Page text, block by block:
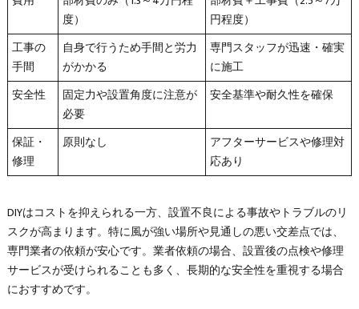
度）
円程度）
工事の
手間
自身で行うため手間と労力
がかかる
専門スタッフが迅速・確実
に施工
安全性
固定力や設置角度に注意が
必要
安全基準や耐久性を確保
保証・
修理
原則なし
アフターサービスや修理対
応あり
DIYはコストを抑えられる一方、設置不良による事故やトラブルのリ
スクが高まります。特に風が強い場所や見通しの悪い交差点では、
専門業者の依頼が安心です。業者依頼の場合、設置後の点検や修理
サービスが受けられることも多く、長期的な安全性を重視する場合
におすすめです。